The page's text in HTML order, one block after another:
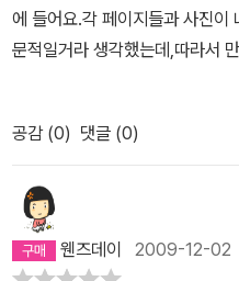
에 들어요.각 페이지들과 사진이
문적일거라 생각했는데,따라서
대한 설명과,기초적인 베이킹에
다.저같은 초보들에겐 요긴한 정
랭만드는 법, 크림 만드는 법 이
할 것 같아요.응용해서 다른 버
어진 결과물들이 보기에도 너무
해요.
공감 (0) 댓글 (0)
웬즈데이 2009-12-02